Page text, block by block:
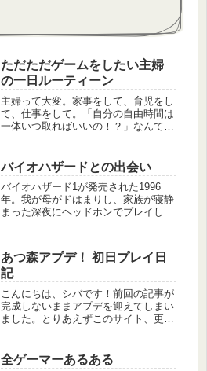
ただただゲームをしたい主婦
の一日ルーティーン
主婦って大変。家事をして、育児をし
て、仕事をして。「自分の自由時間は
一体いつ取ればいいの！？」なんて思
日ルーティーンを紹介します。シバの
平日ルーティーンわたし→専業主婦長
男...
バイオハザードとの出会い
バイオハザード1が発売された1996
年。我が母がドはまりし、家族が寝静
まった深夜にヘッドホンでプレイして
やはり至福のひとときです。
(function(b,c,f,g,a,d...
あつ森アプデ！ 初日プレイ日
記
こんにちは、シバです！前回の記事が
完成しないままアプデを迎えてしまい
ました。とりあえずこのサイト、更新
のですが、思ったより多くの方に読ん
全ゲーマーあるある